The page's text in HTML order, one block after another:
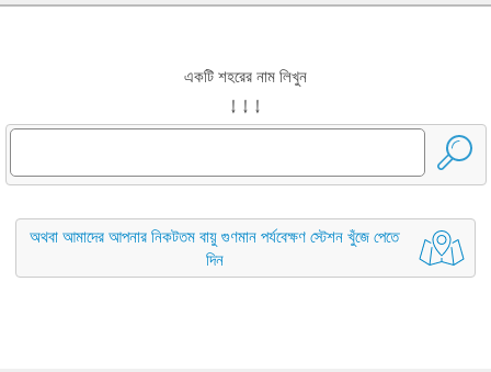
একটি শহরের নাম লিখুন
↓ ↓ ↓
অথবা আমাদের আপনার নিকটতম বায়ু গুণমান পর্যবেক্ষণ স্টেশন খুঁজে পেতে
দিন